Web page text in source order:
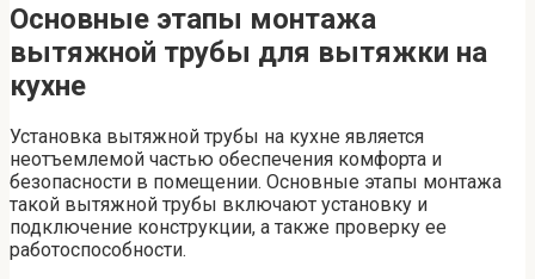
Основные этапы монтажа
вытяжной трубы для вытяжки на
кухне
Установка вытяжной трубы на кухне является
неотъемлемой частью обеспечения комфорта и
безопасности в помещении. Основные этапы монтажа
такой вытяжной трубы включают установку и
подключение конструкции, а также проверку ее
работоспособности.